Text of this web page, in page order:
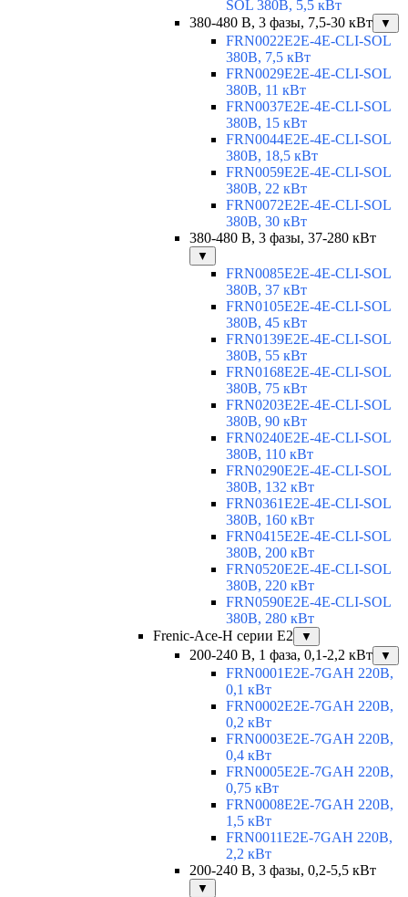
SOL 380В, 5,5 кВт
380-480 В, 3 фазы, 7,5-30 кВт
▼
FRN0022E2E-4E-CLI-SOL
380В, 7,5 кВт
FRN0029E2E-4E-CLI-SOL
380В, 11 кВт
FRN0037E2E-4E-CLI-SOL
380В, 15 кВт
FRN0044E2E-4E-CLI-SOL
380В, 18,5 кВт
FRN0059E2E-4E-CLI-SOL
380В, 22 кВт
FRN0072E2E-4E-CLI-SOL
380В, 30 кВт
380-480 В, 3 фазы, 37-280 кВт
▼
FRN0085E2E-4E-CLI-SOL
380В, 37 кВт
FRN0105E2E-4E-CLI-SOL
380В, 45 кВт
FRN0139E2E-4E-CLI-SOL
380В, 55 кВт
FRN0168E2E-4E-CLI-SOL
380В, 75 кВт
FRN0203E2E-4E-CLI-SOL
380В, 90 кВт
FRN0240E2E-4E-CLI-SOL
380В, 110 кВт
FRN0290E2E-4E-CLI-SOL
380В, 132 кВт
FRN0361E2E-4E-CLI-SOL
380В, 160 кВт
FRN0415E2E-4E-CLI-SOL
380В, 200 кВт
FRN0520E2E-4E-CLI-SOL
380В, 220 кВт
FRN0590E2E-4E-CLI-SOL
380В, 280 кВт
Frenic-Ace-H серии E2
▼
200-240 В, 1 фаза, 0,1-2,2 кВт ▼
FRN0001E2E-7GAH 220В,
0,1 кВт
FRN0002E2E-7GAH 220В,
0,2 кВт
FRN0003E2E-7GAH 220В,
0,4 кВт
FRN0005E2E-7GAH 220В,
0,75 кВт
FRN0008E2E-7GAH 220В,
1,5 кВт
FRN0011E2E-7GAH 220В,
2,2 кВт
200-240 В, 3 фазы, 0,2-5,5 кВт
▼